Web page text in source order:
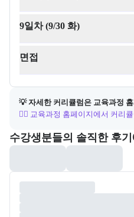
9일차 (9/30 화)
면접
💡 자세한 커리큘럼은 교육과정
👉🏻 교육과정 홈페이지에서 커리
포폴&후기
수강생분들의 솔직한 후